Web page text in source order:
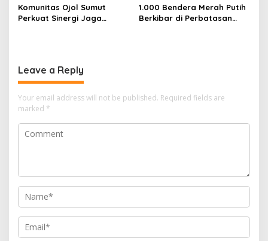
Komunitas Ojol Sumut
Perkuat Sinergi Jaga
1.000 Bendera Merah Putih
Berkibar di Perbatasan
Leave a Reply
Your email address will not be published. Required fields are
marked *